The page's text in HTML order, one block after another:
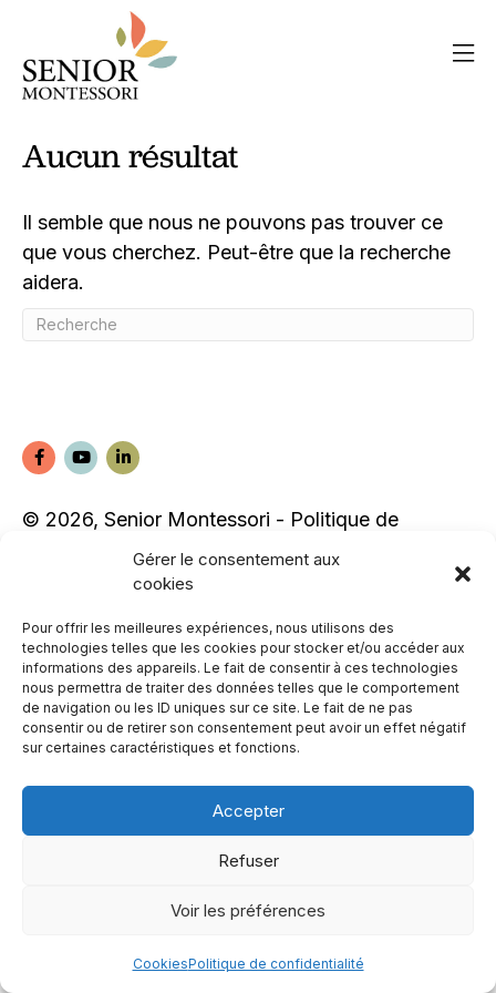
Gérer le consentement aux
cookies
Pour offrir les meilleures expériences, nous utilisons des
technologies telles que les cookies pour stocker et/ou accéder aux
informations des appareils. Le fait de consentir à ces technologies
nous permettra de traiter des données telles que le comportement
de navigation ou les ID uniques sur ce site. Le fait de ne pas
consentir ou de retirer son consentement peut avoir un effet négatif
sur certaines caractéristiques et fonctions.
Accepter
Refuser
Voir les préférences
CookiesPolitique de confidentialité
Aucun résultat
Il semble que nous ne pouvons pas trouver ce
que vous cherchez. Peut-être que la recherche
aidera.
© 2026, Senior Montessori - Politique de
confidentialité, Cookies